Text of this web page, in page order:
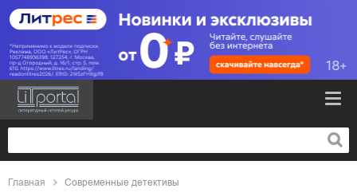
Главная Современные детективы